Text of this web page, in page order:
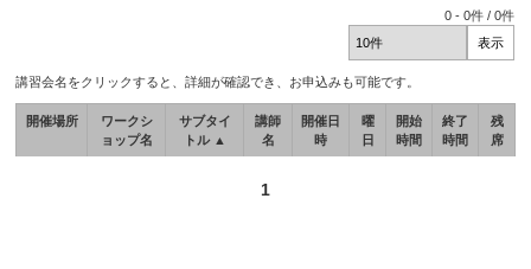
0 -0件 /0件
講習会名をクリックすると、詳細が確認でき、お申込みも可能です。
開催場所
ワークシ
ョップ名
サブタイ
トル ▲
講師
名
開催日
時
曜
日
開始
時間
終了
時間
残
席
1